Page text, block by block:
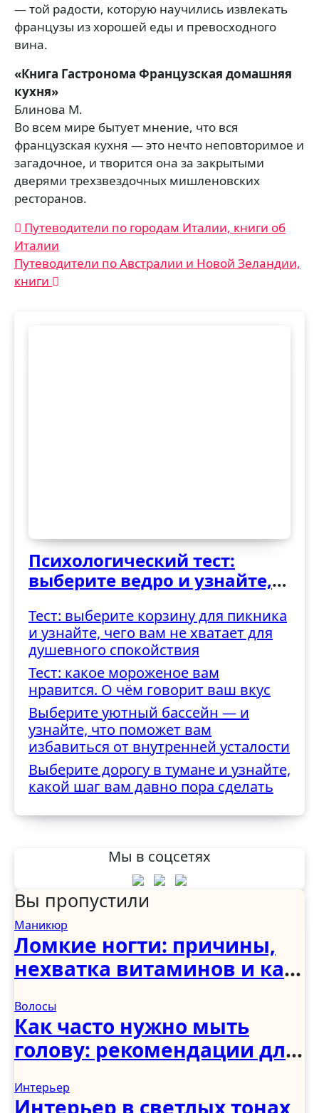
— той радости, которую научились извлекать
французы из хорошей еды и превосходного
вина.
«Книга Гастронома Французская домашняя
кухня»
Блинова М.
Во всем мире бытует мнение, что вся
французская кухня — это нечто неповторимое и
загадочное, и творится она за закрытыми
дверями трехзвездочных мишленовских
ресторанов.
Навигация
по
записям
Путеводители по городам Италии, книги об
Италии
Путеводители по Австралии и Новой Зеландии,
книги
Психологический тест:
выберите ведро и узнайте,
трудностями
Тест: выберите корзину для пикника
и узнайте, чего вам не хватает для
душевного спокойствия
Тест: какое мороженое вам
нравится. О чём говорит ваш вкус
Выберите уютный бассейн — и
узнайте, что поможет вам
избавиться от внутренней усталости
Выберите дорогу в тумане и узнайте,
какой шаг вам давно пора сделать
Мы в соцсетях
Вы пропустили
Маникюр
Ломкие ногти: причины,
нехватка витаминов и как
условиях
Волосы
Как часто нужно мыть
голову: рекомендации для
Интерьер